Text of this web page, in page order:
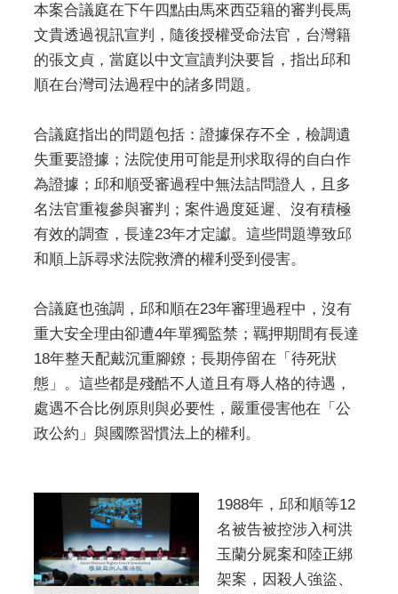
本案合議庭在下午四點由馬來西亞籍的審判長馬
文貴透過視訊宣判，隨後授權受命法官，台灣籍
的張文貞，當庭以中文宣讀判決要旨，指出邱和
順在台灣司法過程中的諸多問題。
合議庭指出的問題包括：證據保存不全，檢調遺
失重要證據；法院使用可能是刑求取得的自白作
為證據；邱和順受審過程中無法詰問證人，且多
名法官重複參與審判；案件過度延遲、沒有積極
有效的調查，長達23年才定讞。這些問題導致邱
和順上訴尋求法院救濟的權利受到侵害。
合議庭也強調，邱和順在23年審理過程中，沒有
重大安全理由卻遭4年單獨監禁；羈押期間有長達
18年整天配戴沉重腳鐐；長期停留在「待死狀
態」。這些都是殘酷不人道且有辱人格的待遇，
處遇不合比例原則與必要性，嚴重侵害他在「公
政公約」與國際習慣法上的權利。
1988年，邱和順等12
名被告被控涉入柯洪
玉蘭分屍案和陸正綁
架案，因殺人強盜、